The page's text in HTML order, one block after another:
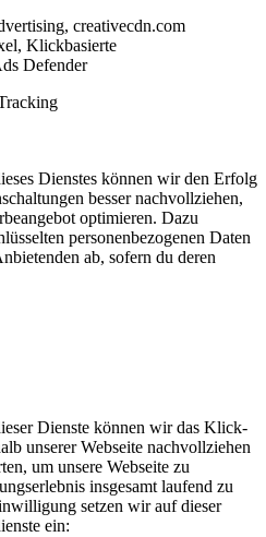
creativecdn.com
Klickbasierte
Defender
Dienstes können wir den Erfolg
besser nachvollziehen,
optimieren. Dazu
personenbezogenen Daten
ab, sofern du deren
Dienste können wir das Klick-
unserer Webseite nachvollziehen
um unsere Webseite zu
insgesamt laufend zu
setzen wir auf dieser
ein: